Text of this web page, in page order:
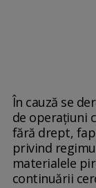
În cauză se
de operațiuni
fără drept,
privind
materialele
continuării